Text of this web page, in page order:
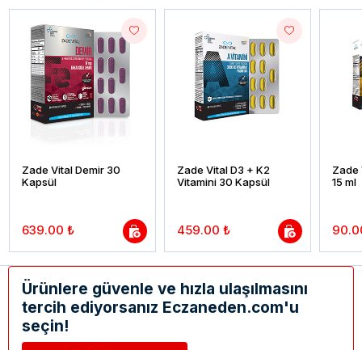
Zade Vital Demir 30
Kapsül
639.00 ₺
Zade Vital D3 + K2
Vitamini 30 Kapsül
459.00 ₺
Zade
15 ml
Ürünlere güvenle ve hızla ulaşılmasını
tercih ediyorsanız Eczaneden.com'u
seçin!